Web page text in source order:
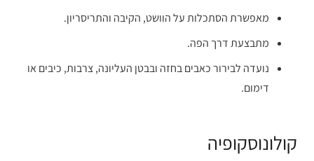
מאפשרת הסתכלות על הוושט, הקיבה והתריסריון.
מתבצעת דרך הפה.
נועדה לבירור כאבים בחזה ובבטן העליונה, צרבות, כיבים או
דימום.
קולונוסקופיה